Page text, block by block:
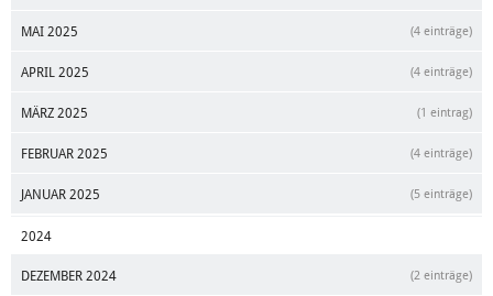
MAI 2025 (4 einträge)
APRIL 2025 (4 einträge)
MÄRZ 2025 (1 eintrag)
FEBRUAR 2025 (4 einträge)
JANUAR 2025 (5 einträge)
2024
DEZEMBER 2024 (2 einträge)